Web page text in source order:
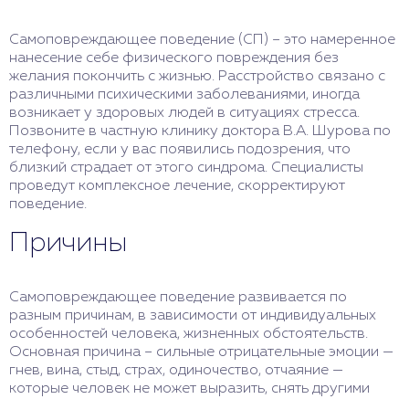
Самоповреждающее поведение (СП) – это намеренное
нанесение себе физического повреждения без
желания покончить с жизнью. Расстройство связано с
различными психическими заболеваниями, иногда
возникает у здоровых людей в ситуациях стресса.
Позвоните в частную клинику доктора В.А. Шурова по
телефону, если у вас появились подозрения, что
близкий страдает от этого синдрома. Специалисты
проведут комплексное лечение, скорректируют
поведение.
Причины
Самоповреждающее поведение развивается по
разным причинам, в зависимости от индивидуальных
особенностей человека, жизненных обстоятельств.
Основная причина – сильные отрицательные эмоции —
гнев, вина, стыд, страх, одиночество, отчаяние —
которые человек не может выразить, снять другими